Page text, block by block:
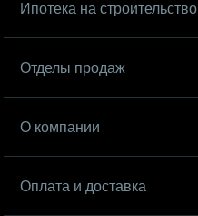
Ипотека на строительство
Отделы продаж
О компании
Оплата и доставка